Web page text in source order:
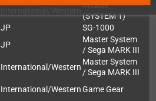
Arcade
(SYSTEM 1)
JP
SG-1000
JP
Master System
/ Sega MARK III
International/Western
Master System
/ Sega MARK III
International/WesternGame Gear